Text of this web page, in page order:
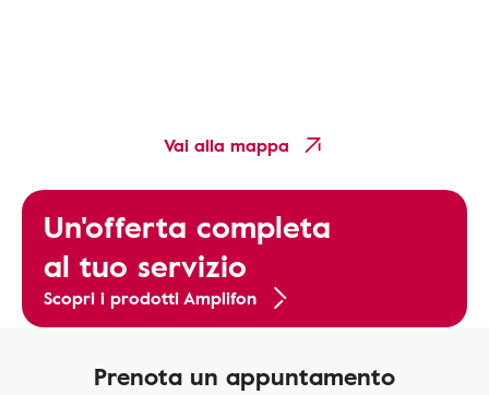
Vai alla mappa
Un'offerta completa
al tuo servizio
Scopri i prodotti Amplifon
Prenota un appuntamento